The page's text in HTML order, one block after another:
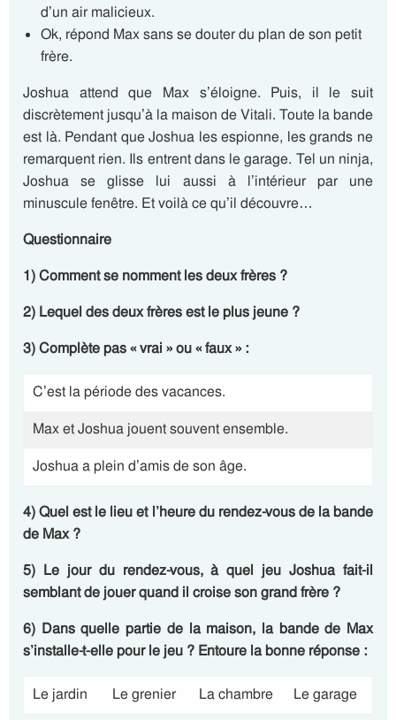
d’un air malicieux.
Ok, répond Max sans se douter du plan de son petit
frère.
Joshua attend que Max s’éloigne. Puis, il le suit
discrètement jusqu’à la maison de Vitali. Toute la bande
est là. Pendant que Joshua les espionne, les grands ne
remarquent rien. Ils entrent dans le garage. Tel un ninja,
Joshua se glisse lui aussi à l’intérieur par une
minuscule fenêtre. Et voilà ce qu’il découvre…
Questionnaire
1) Comment se nomment les deux frères ?
2) Lequel des deux frères est le plus jeune ?
3) Complète pas « vrai » ou « faux » :
C’est la période des vacances.
Max et Joshua jouent souvent ensemble.
Joshua a plein d’amis de son âge.
4) Quel est le lieu et l’heure du rendez-vous de la bande
de Max ?
5) Le jour du rendez-vous, à quel jeu Joshua fait-il
semblant de jouer quand il croise son grand frère ?
6) Dans quelle partie de la maison, la bande de Max
s’installe-t-elle pour le jeu ? Entoure la bonne réponse :
Le jardin Le grenier La chambre Le garage